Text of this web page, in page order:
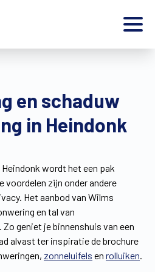
Home
Inspiratie
Contact
Extra
Jobs
World
NL
en schaduw
in Heindonk
wordt het een pak
voordelen zijn onder andere
Het aanbod van Wilms
en tal van
geniet je binnenshuis van een
alvast ter inspiratie de brochure
zonneluifels en rolluiken.